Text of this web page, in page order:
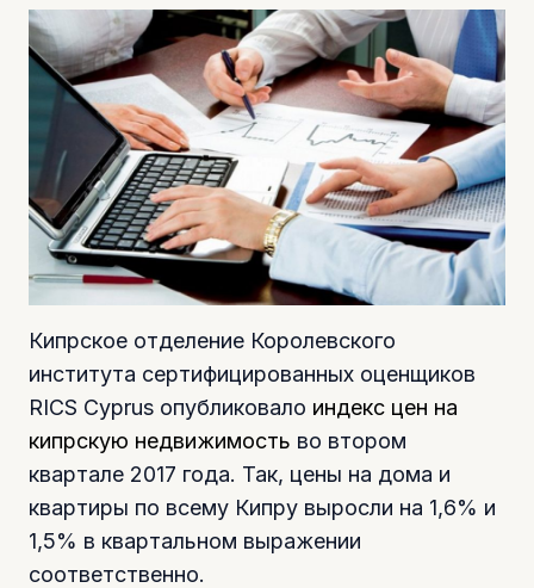
Кипрское отделение Королевского
института сертифицированных оценщиков
RICS Cyprus опубликовало индекс цен на
кипрскую недвижимость во втором
квартале 2017 года. Так, цены на дома и
квартиры по всему Кипру выросли на 1,6% и
1,5% в квартальном выражении
соответственно.